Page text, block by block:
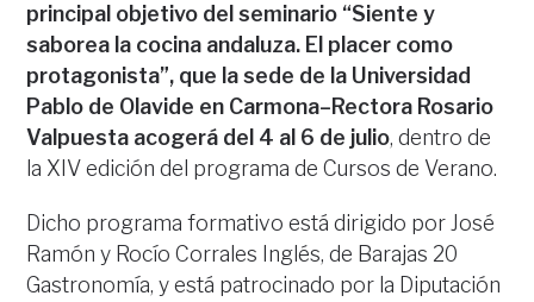
principal objetivo del seminario “Siente y
saborea la cocina andaluza. El placer como
protagonista”, que la sede de la Universidad
Pablo de Olavide en Carmona–Rectora Rosario
Valpuesta acogerá del 4 al 6 de julio, dentro de
la XIV edición del programa de Cursos de Verano.
Dicho programa formativo está dirigido por José
Ramón y Rocío Corrales Inglés, de Barajas 20
Gastronomía, y está patrocinado por la Diputación